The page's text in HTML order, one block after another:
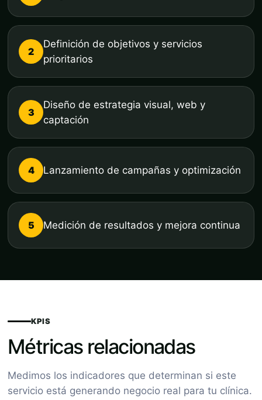
2
Definición de objetivos y servicios
prioritarios
3
Diseño de estrategia visual, web y
captación
4 Lanzamiento de campañas y optimización
5 Medición de resultados y mejora continua
KPIS
Métricas relacionadas
Medimos los indicadores que determinan si este
servicio está generando negocio real para tu clínica.